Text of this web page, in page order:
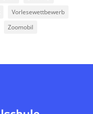
Vorlesewettbewerb
Zoomobil